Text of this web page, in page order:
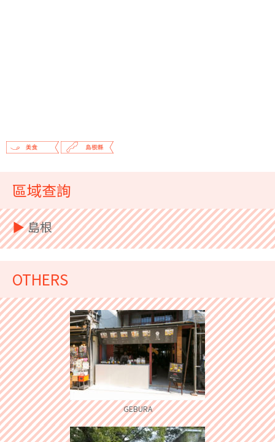
區域查詢
▶︎島根
OTHERS
GEBURA